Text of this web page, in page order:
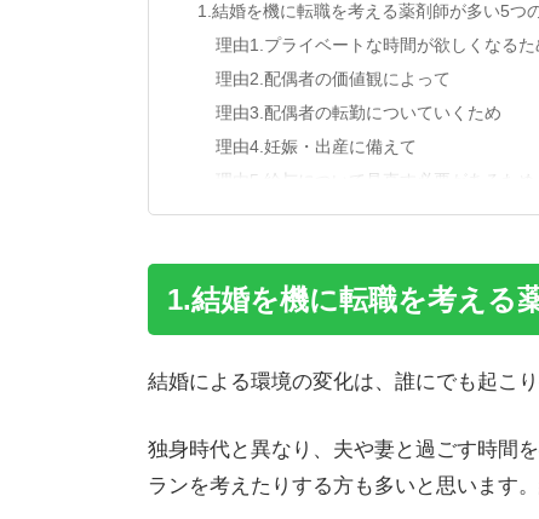
1.結婚を機に転職を考える薬剤師が多い5つ
理由1.プライベートな時間が欲しくなるた
理由2.配偶者の価値観によって
理由3.配偶者の転勤についていくため
理由4.妊娠・出産に備えて
理由5.給与について見直す必要があるため
2.仕事と家庭を両立できる転職先、6つの見
2-2.転勤のない職場か
2-3.産休・育休制度、子育てのフォロー体
2-5.職場の立地はどうか
3.産休と育休について知っておく
3-1.産休とは？
1.結婚を機に転職を考える
結婚による環境の変化は、誰にでも起こり
独身時代と異なり、夫や妻と過ごす時間
ランを考えたりする方も多いと思います